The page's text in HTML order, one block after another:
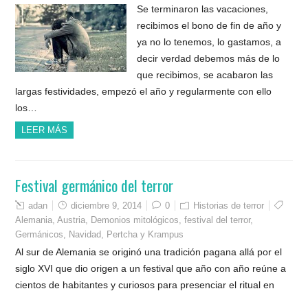
Se terminaron las vacaciones,
recibimos el bono de fin de año y
ya no lo tenemos, lo gastamos, a
decir verdad debemos más de lo
que recibimos, se acabaron las
largas festividades, empezó el año y regularmente con ello
los…
LEER MÁS
Festival germánico del terror
adan diciembre 9, 2014 0
Historias de terror
Alemania ,Austria Demonios mitológicos ,festival del terror,
Germánicos
Navidad Pertcha y Krampus
Al sur de Alemania se originó una tradición pagana allá por el
siglo XVI que dio origen a un festival que año con año reúne a
cientos de habitantes y curiosos para presenciar el ritual en